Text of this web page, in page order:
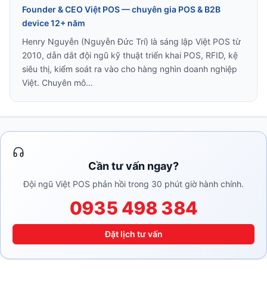
Founder & CEO Việt POS — chuyên gia POS & B2B
device 12+ năm
Henry Nguyễn (Nguyễn Đức Trí) là sáng lập Việt POS từ
2010, dẫn dắt đội ngũ kỹ thuật triển khai POS, RFID, kệ
siêu thị, kiểm soát ra vào cho hàng nghìn doanh nghiệp
Việt. Chuyên mô…
Cần tư vấn ngay?
Đội ngũ Việt POS phản hồi trong 30 phút giờ hành chính.
0935 498 384
Đặt lịch tư vấn